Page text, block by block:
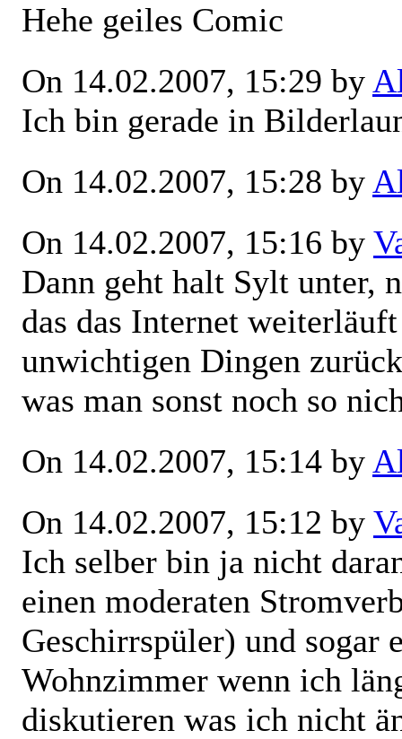
Hehe geiles Comic
On 14.02.2007, 15:29 by
Ich bin gerade in
On 14.02.2007, 15:28 by
On 14.02.2007, 15:16 by
Dann geht halt Sylt unter,
das das Internet
unwichtigen Dingen
was man sonst noch so
On 14.02.2007, 15:14 by
On 14.02.2007, 15:12 by
Ich selber bin ja nicht
einen moderaten
Geschirrspüler) und sogar
Wohnzimmer wenn ich
diskutieren was ich nicht